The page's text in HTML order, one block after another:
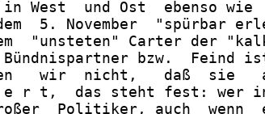
West  und Ost  ebenso wie
5. November  "spürbar
"unsteten" Carter der
bzw.  Feind
wir  nicht,   daß  sie
r t,  das steht fest: wer
Politiker, auch  wenn